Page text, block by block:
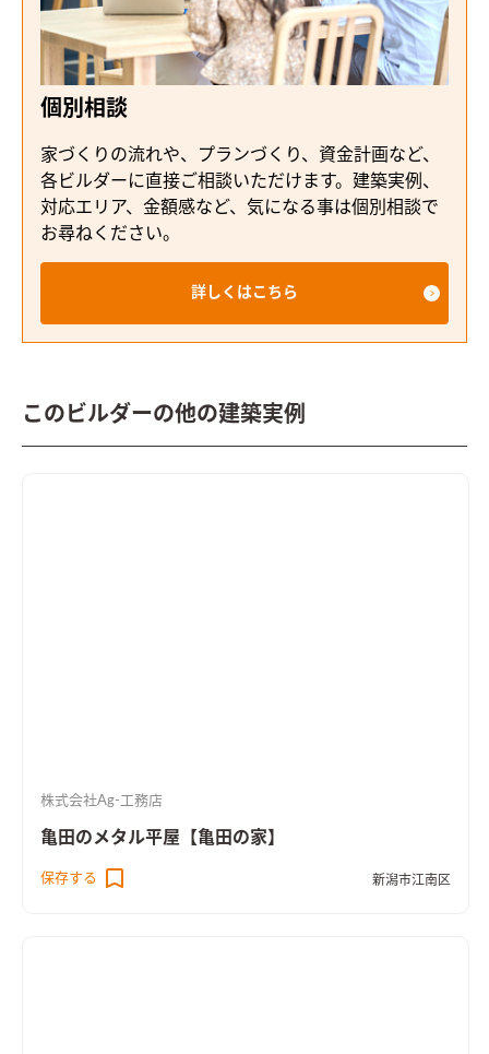
個別相談
家づくりの流れや、プランづくり、資金計画など、
各ビルダーに直接ご相談いただけます。建築実例、
対応エリア、金額感など、気になる事は個別相談で
お尋ねください。
詳しくはこちら
このビルダーの他の建築実例
株式会社Ag-工務店
亀田のメタル平屋【亀田の家】
保存する 新潟市江南区